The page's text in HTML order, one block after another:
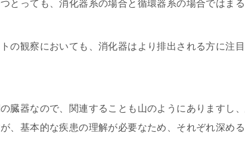
とっても、消化器系の場合と循環器系の場合ではまる
の観察においても、消化器はより排出される方に注
臓器なので、関連することも山のようにありますし
、基本的な疾患の理解が必要なため、それぞれ深め